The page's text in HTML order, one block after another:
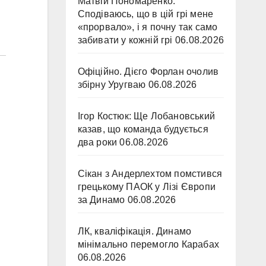
Сподіваюсь, що в цій грі мене
«прорвало», і я почну так само
забивати у кожній грі 06.08.2026
Офіційно. Дієго Форлан очолив
збірну Уругваю 06.08.2026
Ігор Костюк: Ще Лобановський
казав, що команда будується
два роки 06.08.2026
Сікан з Андерлехтом помстився
грецькому ПАОК у Лізі Європи
за Динамо 06.08.2026
ЛК, кваліфікація. Динамо
мінімально перемогло Карабах
06.08.2026